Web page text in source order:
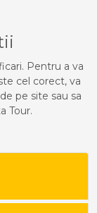
Pentru a va
cel corect, va
pe site sau sa
Tour.